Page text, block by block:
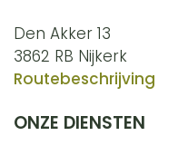
Den Akker 13
3862 RB Nijkerk
Routebeschrijving
ONZE DIENSTEN